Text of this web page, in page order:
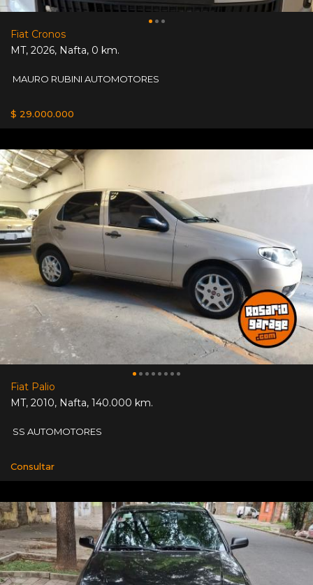
Fiat Cronos
MT, 2026, Nafta, 0 km.
MAURO RUBINI AUTOMOTORES
$ 29.000.000
Fiat Palio
MT, 2010, Nafta, 140.000 km.
SS AUTOMOTORES
Consultar